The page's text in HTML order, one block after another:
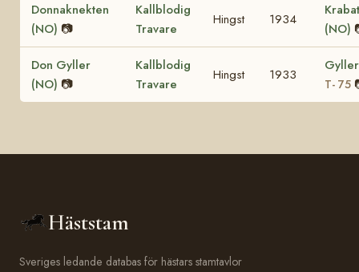
Donnaknekten
(NO) 📷
Kallblodig
Travare
Hingst 1934
(NO)
Don Gyller
(NO) 📷
Kallblodig
Travare
Hingst 1933
T- 75
Häststam
Sveriges ledande databas för hästars stamtavlor